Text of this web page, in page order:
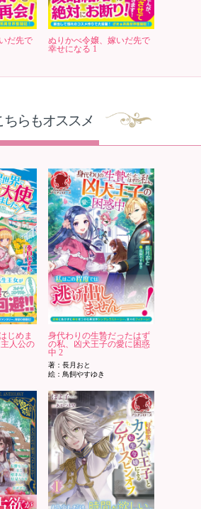
だ先で
ぬりかべ令嬢、嫁いだ先で
幸せになる 1
ちらもオススメ
じめま
人公の
身代わりの生贄だったはず
の私、凶犬王子の愛に困惑
中 2
著：長月おと
絵：鳥飼やすゆき